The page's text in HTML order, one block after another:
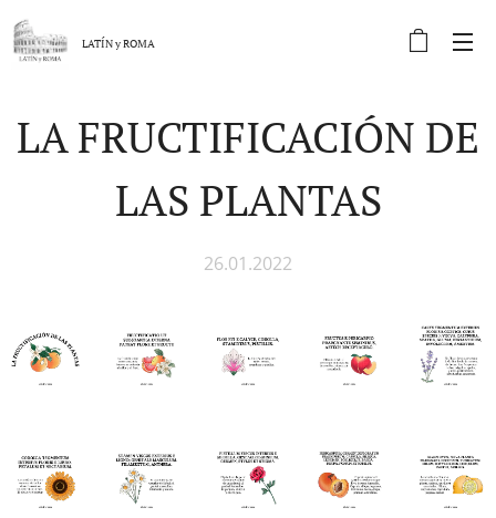
LATÍN yROMA
LA FRUCTIFICACIÓN DE
LAS PLANTAS
26.01.2022